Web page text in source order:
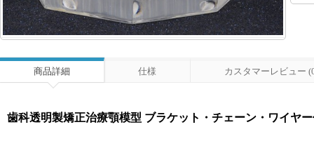
商品詳細 仕様 カスタマーレビュー
歯科透明製矯正治療顎模型 ブラケット・チェーン・ワイヤ